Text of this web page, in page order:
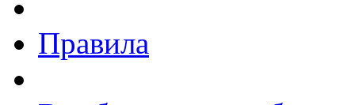
Правила